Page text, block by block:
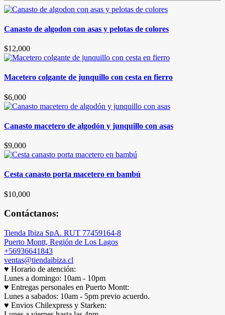
Canasto de algodon con asas y pelotas de colores
$12,000
Macetero colgante de junquillo con cesta en fierro
$6,000
Canasto macetero de algodón y junquillo con asas
$9,000
Cesta canasto porta macetero en bambú
$10,000
Contáctanos:
Tienda Ibiza SpA. RUT 77459164-8
Puerto Montt, Región de Los Lagos
+56936641843
ventas@tiendaibiza.cl
♥ Horario de atención:
Lunes a domingo: 10am - 10pm
♥ Entregas personales en Puerto Montt:
Lunes a sabados: 10am - 5pm previo acuerdo.
♥ Envios Chilexpress y Starken: